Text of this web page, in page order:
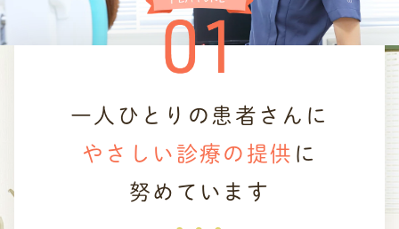
たします。
一人ひとりの患者さんに
やさしい診療の提供 に
努めています